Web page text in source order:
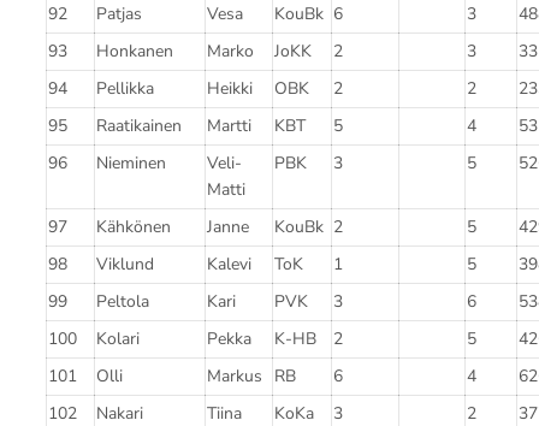
92
Patjas Vesa KouBk 6 3
93
Honkanen Marko JoKK 2 3
94
Pellikka Heikki OBK 2 2
95
Raatikainen Martti KBT 5 4
96
Nieminen
Veli-
Matti
PBK 3 5
97 Kähkönen Janne KouBk 2 5
98
Viklund Kalevi ToK 1 5
99
Peltola Kari PVK 3 6
100
Kolari Pekka K-HB 2 5
101
Olli Markus RB 6 4
102
Nakari Tiina KoKa 3 2